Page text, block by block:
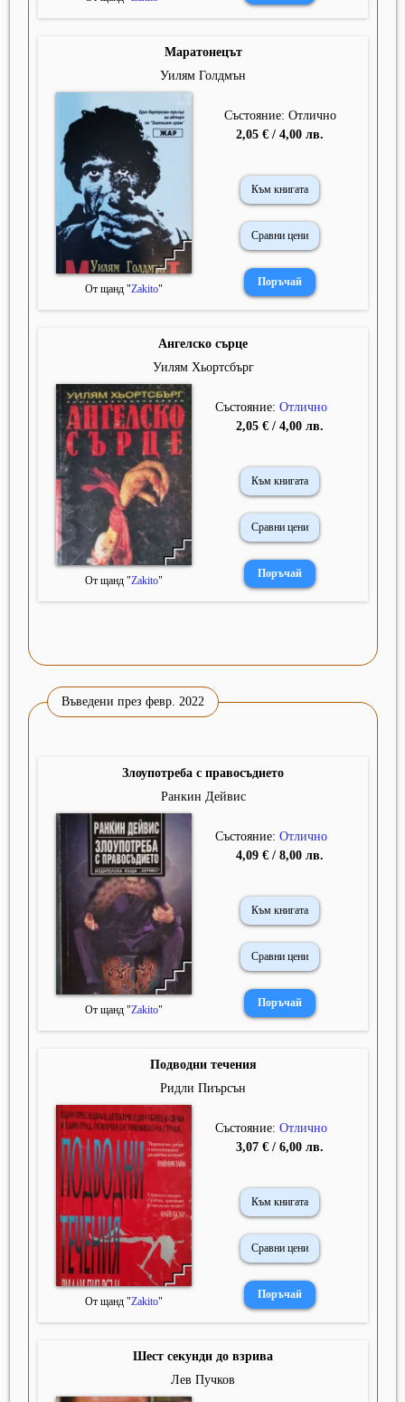
Маратонецът
Уилям Голдмън
От щанд "Zakito"
Състояние: Отлично
2,05 € / 4,00 лв.
Към книгата
Сравни цени
Ангелско сърце
Уилям Хьортсбърг
От щанд "Zakito"
Състояние: Отлично
2,05 € / 4,00 лв.
Към книгата
Сравни цени
Въведени през февр. 2022
Злоупотреба с правосъдието
Ранкин Дейвис
От щанд "Zakito"
Състояние: Отлично
4,09 € / 8,00 лв.
Към книгата
Сравни цени
Подводни течения
Ридли Пиърсън
От щанд "Zakito"
Състояние: Отлично
3,07 € / 6,00 лв.
Към книгата
Сравни цени
Шест секунди до взрива
Лев Пучков